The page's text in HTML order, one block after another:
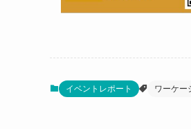
イベントレポート ワーケー